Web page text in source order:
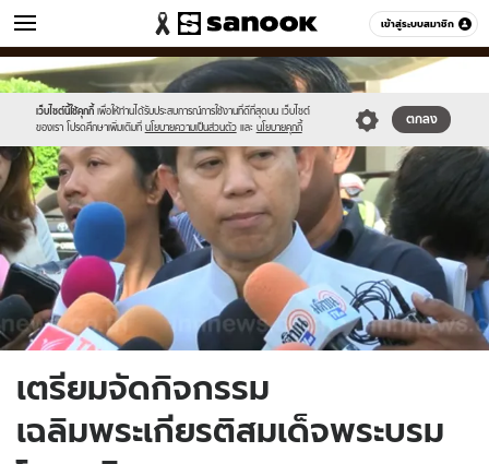
เข้าสู่ระบบสมาชิก
ข่าว หมวดอื่นๆ
เว็บไซต์นี้ใช้คุกกี้ เพื่อให้ท่านได้รับประสบการณ์การใช้งานที่ดีที่สุดบน เว็บไซต์
ของเรา โปรดศึกษาเพิ่มเติมที่ นโยบายความเป็นส่วนตัว และ นโยบายคุกกี้
ตกลง
Sanook
//s.isanook.com/sr/0/images/logo-
new-
sanook.png
600
60
//s.isanook.com/ns/0/ud/365/1825683/630273-
01.jpg
เตรียมจัดกิจกรรม
เฉลิมพระเกียรติสมเด็จพระบรม